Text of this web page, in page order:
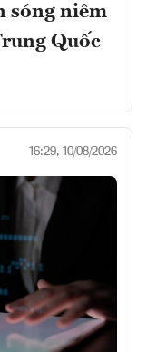
sóng niêm
Quốc
16:29, 10/08/2026